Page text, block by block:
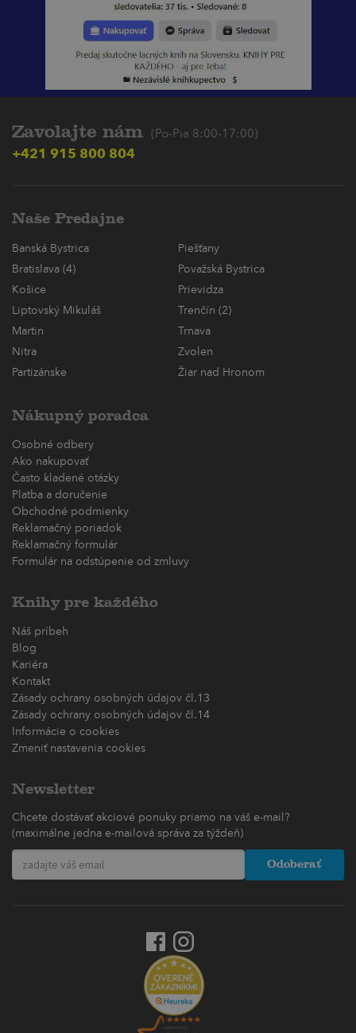
Zavolajte nám (Po-Pia 8:00-17:00)
+421 915 800 804
Naše Predajne
Banská Bystrica
Piešťany
Bratislava (4)
Považská Bystrica
Košice
Prievidza
Liptovský Mikuláš
Trenčín (2)
Martin
Trnava
Nitra
Zvolen
Partizánske
Žiar nad Hronom
Nákupný poradca
Osobné odbery
Ako nakupovať
Často kladené otázky
Platba a doručenie
Obchodné podmienky
Reklamačný poriadok
Reklamačný formulár
Formulár na odstúpenie od zmluvy
Knihy pre každého
Náš príbeh
Blog
Kariéra
Kontakt
Zásady ochrany osobných údajov čl.13
Zásady ochrany osobných údajov čl.14
Informácie o cookies
Zmeniť nastavenia cookies
Newsletter
Chcete dostávať akciové ponuky priamo na váš e-mail?
(maximálne jedna e-mailová správa za týždeň)
Odoberať